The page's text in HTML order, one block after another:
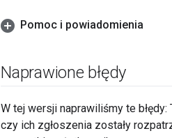
Pomoc i powiadomienia
Naprawione błędy
W tej wersji naprawiliśmy te
czy ich zgłoszenia zostały